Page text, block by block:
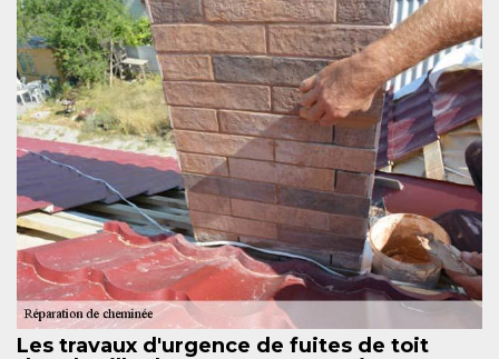
Les travaux d'urgence de fuites de toit